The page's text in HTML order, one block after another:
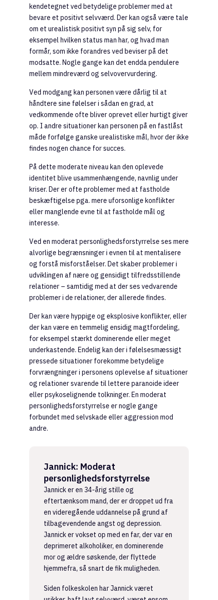
kendetegnet ved betydelige problemer med at
bevare et positivt selvværd. Der kan også være tale
om et urealistisk positivt syn på sig selv, for
eksempel hvilken status man har, og hvad man
formår, som ikke forandres ved beviser på det
modsatte. Nogle gange kan det endda pendulere
mellem mindreværd og selvovervurdering.
Ved modgang kan personen være dårlig til at
håndtere sine følelser i sådan en grad, at
vedkommende ofte bliver oprevet eller hurtigt giver
op. I andre situationer kan personen på en fastlåst
måde forfølge ganske urealistiske mål, hvor der ikke
findes nogen chance for succes.
På dette moderate niveau kan den oplevede
identitet blive usammenhængende, navnlig under
kriser. Der er ofte problemer med at fastholde
beskæftigelse pga. mere uforsonlige konflikter
eller manglende evne til at fastholde mål og
interesse.
Ved en moderat personlighedsforstyrrelse ses mere
alvorlige begrænsninger i evnen til at mentalisere
og forstå misforståelser. Det skaber problemer i
udviklingen af nære og gensidigt tilfredsstillende
relationer – samtidig med at der ses vedvarende
problemer i de relationer, der allerede findes.
Der kan være hyppige og eksplosive konflikter, eller
der kan være en temmelig ensidig magtfordeling,
for eksempel stærkt dominerende eller meget
underkastende. Endelig kan der i følelsesmæssigt
pressede situationer forekomme betydelige
forvrængninger i personens oplevelse af situationer
og relationer svarende til lettere paranoide ideer
eller psykoselignende tolkninger. En moderat
personlighedsforstyrrelse er nogle gange
forbundet med selvskade eller aggression mod
andre.
Jannick: Moderat
personlighedsforstyrrelse
Jannick er en 34-årig stille og
eftertænksom mand, der er droppet ud fra
en videregående uddannelse på grund af
tilbagevendende angst og depression.
Jannick er vokset op med en far, der var en
deprimeret alkoholiker, en dominerende
mor og ældre søskende, der flyttede
hjemmefra, så snart de fik muligheden.
Siden folkeskolen har Jannick været